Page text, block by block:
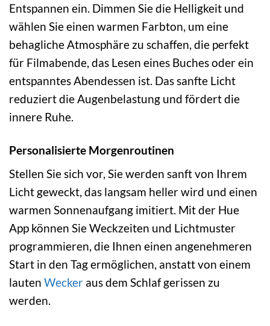
Entspannen ein. Dimmen Sie die Helligkeit und
wählen Sie einen warmen Farbton, um eine
behagliche Atmosphäre zu schaffen, die perfekt
für Filmabende, das Lesen eines Buches oder ein
entspanntes Abendessen ist. Das sanfte Licht
reduziert die Augenbelastung und fördert die
innere Ruhe.
Personalisierte Morgenroutinen
Stellen Sie sich vor, Sie werden sanft von Ihrem
Licht geweckt, das langsam heller wird und einen
warmen Sonnenaufgang imitiert. Mit der Hue
App können Sie Weckzeiten und Lichtmuster
programmieren, die Ihnen einen angenehmeren
Start in den Tag ermöglichen, anstatt von einem
lauten Wecker aus dem Schlaf gerissen zu
werden.